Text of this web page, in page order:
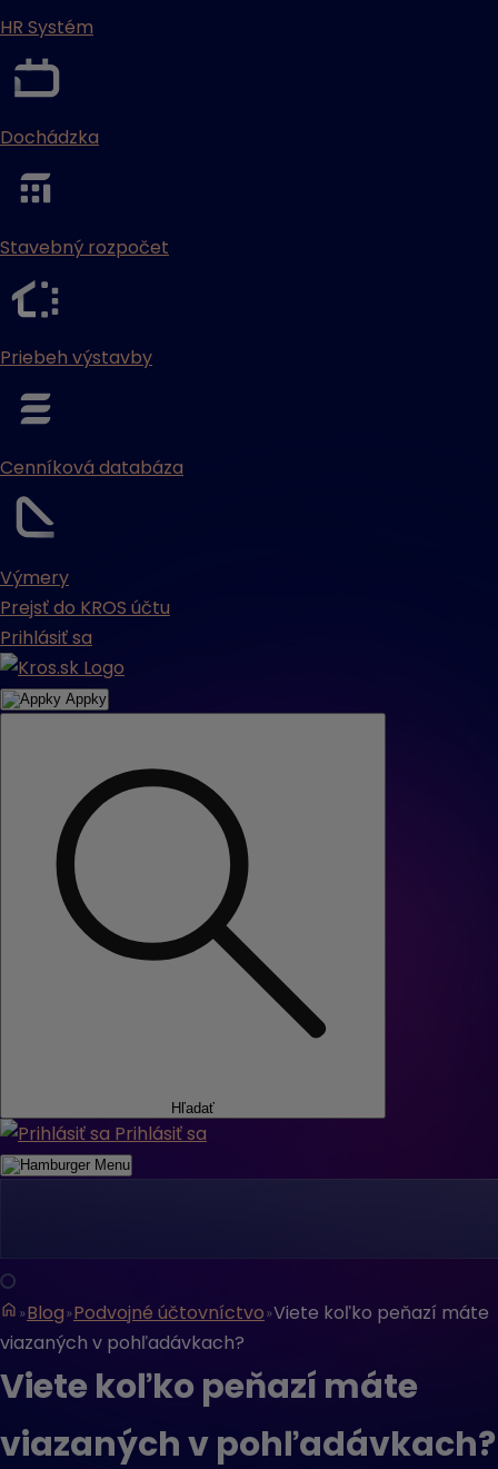
HR Systém
Dochádzka
Stavebný rozpočet
Priebeh výstavby
Cenníková databáza
Výmery
Prejsť do KROS účtu
Prihlásiť sa
Appky
Hľadať
Prihlásiť sa
Menu
Blog Podvojné účtovníctvo Viete koľko peňazí máte
viazaných v pohľadávkach?
Viete koľko peňazí máte
viazaných v pohľadávkach?